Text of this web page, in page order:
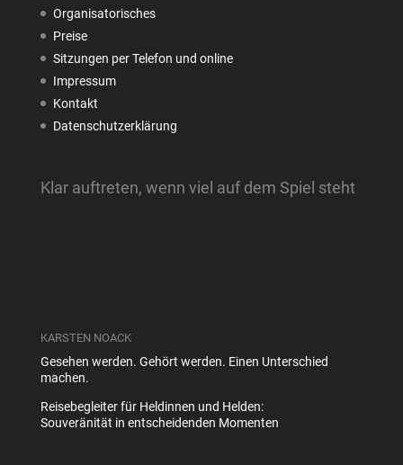
Organisatorisches
Preise
Sitzungen per Telefon und online
Impressum
Kontakt
Datenschutzerklärung
Klar auftreten, wenn viel auf dem Spiel steht
KARSTEN NOACK
Gesehen werden. Gehört werden. Einen Unterschied
machen.
Reisebegleiter für Heldinnen und Helden:
Souveränität in entscheidenden Momenten